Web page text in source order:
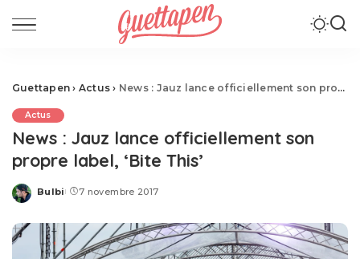
Guettapen › Actus › News : Jauz lance officiellement son propre label, ‘Bite This’
Actus
News : Jauz lance officiellement son
propre label, ‘Bite This’
Posted
Bulbi 7 novembre 2017